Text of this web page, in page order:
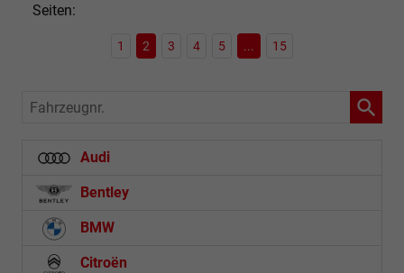
Seiten:
1 2 3 4 5 ... 15
Fahrzeugnr.
Audi
Bentley
BMW
Citroën